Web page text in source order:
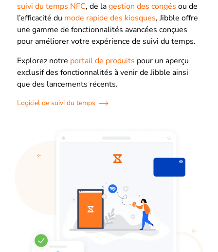
suivi du temps NFC, de lagestion des congés ou de
l’efficacité du mode rapide des kiosques, Jibble offre
une gamme de fonctionnalités avancées conçues
pour améliorer votre expérience de suivi du temps.
Explorez notre portail de produits pour un aperçu
exclusif des fonctionnalités à venir de Jibble ainsi
que des lancements récents.
Logiciel de suivi du temps